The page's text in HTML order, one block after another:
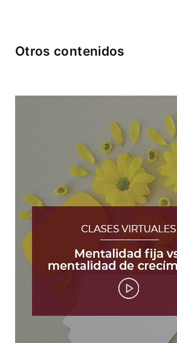
Otros contenidos